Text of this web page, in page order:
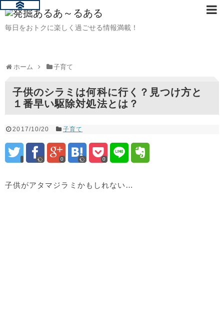
毎日をおトクに楽しく過ごせる情報満載！
ホーム 子育て
子供のシラミは何科に行く？見つけ方と
１番早い駆除対処法とは？
2017/10/20 子育て
0 0
子供がアタマジラミかもしれない…